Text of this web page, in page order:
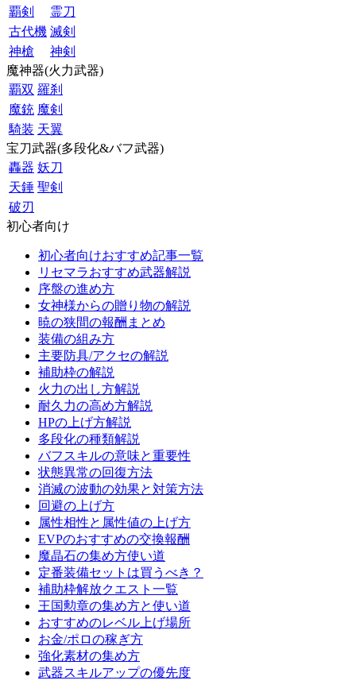
覇剣
霊刀
古代機 滅剣
神槍
神剣
魔神器(火力武器)
覇双 羅刹
魔銃 魔剣
騎装 天翼
宝刀武器(多段化&バフ武器)
轟器 妖刀
天錘 聖剣
破刃
初心者向け
初心者向けおすすめ記事一覧
リセマラおすすめ武器解説
序盤の進め方
女神様からの贈り物の解説
暁の狭間の報酬まとめ
装備の組み方
主要防具/アクセの解説
補助枠の解説
火力の出し方解説
耐久力の高め方解説
HPの上げ方解説
多段化の種類解説
バフスキルの意味と重要性
状態異常の回復方法
消滅の波動の効果と対策方法
回避の上げ方
属性相性と属性値の上げ方
EVPのおすすめの交換報酬
魔晶石の集め方使い道
定番装備セットは買うべき？
補助枠解放クエスト一覧
王国勲章の集め方と使い道
おすすめのレベル上げ場所
お金/ポロの稼ぎ方
強化素材の集め方
武器スキルアップの優先度